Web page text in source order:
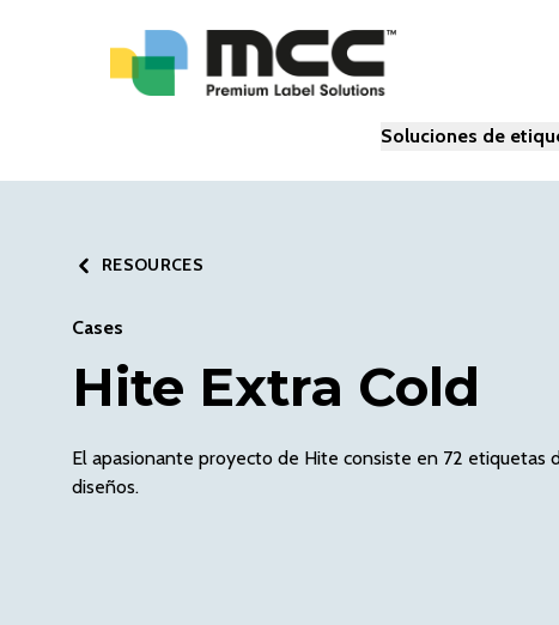
Soluciones de
RESOURCES
Cases
Hite Extra Cold
El apasionante proyecto de Hite consiste en 72 etiquetas
diseños.